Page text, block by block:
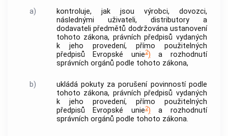
a)
kontroluje, jak jsou výrobci, dovozci,
následnými uživateli, distributory a
dodavateli předmětů dodržována ustanovení
tohoto zákona, právních předpisů vydaných
k jeho provedení, přímo použitelných
předpisů Evropské unie2) a rozhodnutí
správních orgánů podle tohoto zákona,
b)
ukládá pokuty za porušení povinností podle
tohoto zákona, právních předpisů vydaných
k jeho provedení, přímo použitelných
předpisů Evropské unie2) a rozhodnutí
správních orgánů podle tohoto zákona.